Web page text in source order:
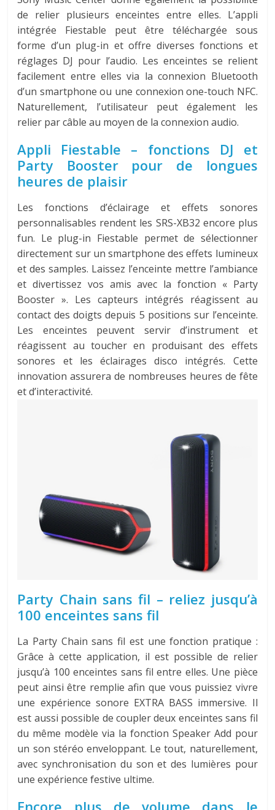
de relier plusieurs enceintes entre elles. L’appli
intégrée Fiestable peut être téléchargée sous
forme d’un plug-in et offre diverses fonctions et
réglages DJ pour l’audio. Les enceintes se relient
facilement entre elles via la connexion Bluetooth
d’un smartphone ou une connexion one-touch NFC.
Naturellement, l’utilisateur peut également les
relier par câble au moyen de la connexion audio.
Appli Fiestable – fonctions DJ et
Party Booster pour de longues
heures de plaisir
Les fonctions d’éclairage et effets sonores
personnalisables rendent les SRS-XB32 encore plus
fun. Le plug-in Fiestable permet de sélectionner
directement sur un smartphone des effets lumineux
et des samples. Laissez l’enceinte mettre l’ambiance
et divertissez vos amis avec la fonction « Party
Booster ». Les capteurs intégrés réagissent au
contact des doigts depuis 5 positions sur l’enceinte.
Les enceintes peuvent servir d’instrument et
réagissent au toucher en produisant des effets
sonores et les éclairages disco intégrés. Cette
innovation assurera de nombreuses heures de fête
et d’interactivité.
Party Chain sans fil – reliez jusqu’à
100 enceintes sans fil
La Party Chain sans fil est une fonction pratique :
Grâce à cette application, il est possible de relier
jusqu’à 100 enceintes sans fil entre elles. Une pièce
peut ainsi être remplie afin que vous puissiez vivre
une expérience sonore EXTRA BASS immersive. Il
est aussi possible de coupler deux enceintes sans fil
du même modèle via la fonction Speaker Add pour
un son stéréo enveloppant. Le tout, naturellement,
avec synchronisation du son et des lumières pour
une expérience festive ultime.
Encore plus de volume dans le